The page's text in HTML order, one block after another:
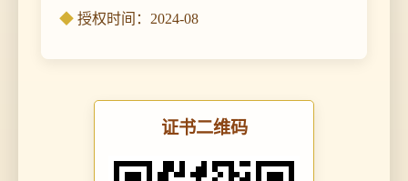
授权时间：2024-08
证书二维码